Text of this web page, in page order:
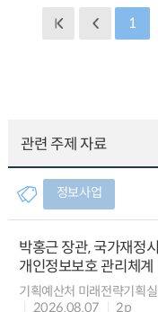
1
관련 주제 자료
정보사업
박홍근 장관, 국가재정
개인정보보호 관리체계
기획예산처 미래전략기획
2026.08.07
2p